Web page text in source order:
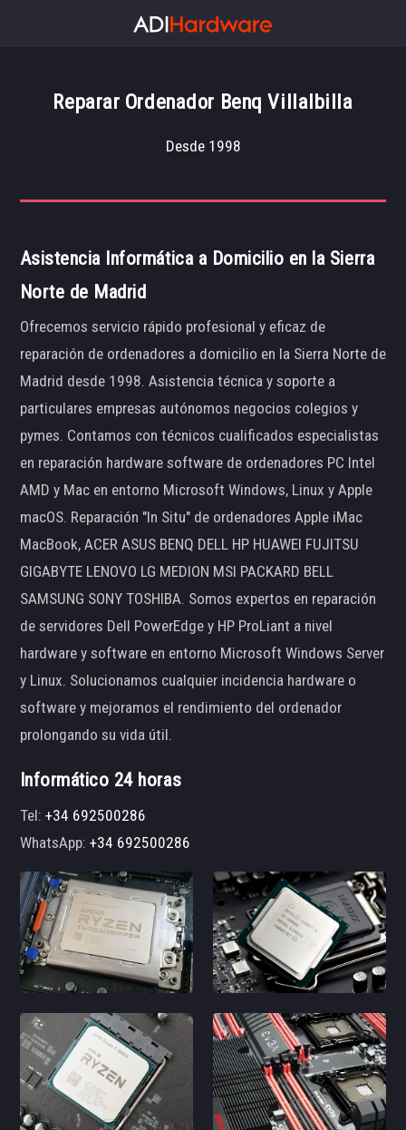
Reparar Ordenador Benq Villalbilla
Desde 1998
Asistencia Informática a Domicilio en la Sierra
Norte de Madrid
Ofrecemos servicio rápido profesional y eficaz de
reparación de ordenadores a domicilio en la Sierra Norte de
Madrid desde 1998. Asistencia técnica y soporte a
particulares empresas autónomos negocios colegios y
pymes. Contamos con técnicos cualificados especialistas
en reparación hardware software de ordenadores PC Intel
AMD y Mac en entorno Microsoft Windows, Linux y Apple
macOS. Reparación "In Situ" de ordenadores Apple iMac
MacBook, ACER ASUS BENQ DELL HP HUAWEI FUJITSU
GIGABYTE LENOVO LG MEDION MSI PACKARD BELL
SAMSUNG SONY TOSHIBA. Somos expertos en reparación
de servidores Dell PowerEdge y HP ProLiant a nivel
hardware y software en entorno Microsoft Windows Server
y Linux. Solucionamos cualquier incidencia hardware o
software y mejoramos el rendimiento del ordenador
prolongando su vida útil.
Informático 24 horas
Tel:+34 692500286
WhatsApp:+34 692500286